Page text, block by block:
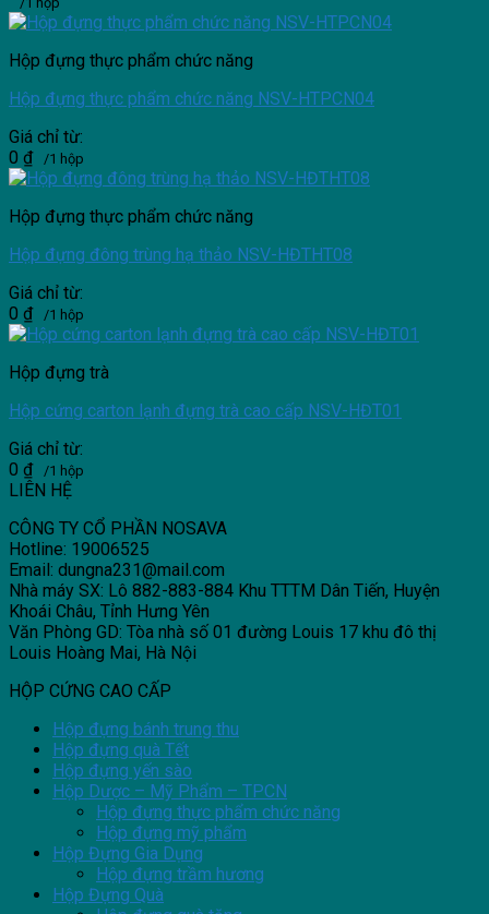
Hộp đựng thực phẩm chức năng
Hộp đựng thực phẩm chức năng NSV-HTPCN04
Giá chỉ từ:
0 ₫ /1 hộp
Hộp đựng thực phẩm chức năng
Hộp đựng đông trùng hạ thảo NSV-HĐTHT08
Giá chỉ từ:
0 ₫ /1 hộp
Hộp đựng trà
Hộp cứng carton lạnh đựng trà cao cấp NSV-HĐT01
Giá chỉ từ:
0 ₫ /1 hộp
LIÊN HỆ
CÔNG TY CỔ PHẦN NOSAVA
Hotline: 19006525
Email: dungna231@mail.com
Nhà máy SX: Lô 882-883-884 Khu TTTM Dân Tiến, Huyện
Khoái Châu, Tỉnh Hưng Yên
Văn Phòng GD: Tòa nhà số 01 đường Louis 17 khu đô thị
Louis Hoàng Mai, Hà Nội
HỘP CỨNG CAO CẤP
Hộp đựng bánh trung thu
Hộp đựng quà Tết
Hộp đựng yến sào
Hộp Dược – Mỹ Phẩm – TPCN
Hộp đựng thực phẩm chức năng
Hộp đựng mỹ phẩm
Hộp Đựng Gia Dụng
Hộp đựng trầm hương
Hộp Đựng Quà